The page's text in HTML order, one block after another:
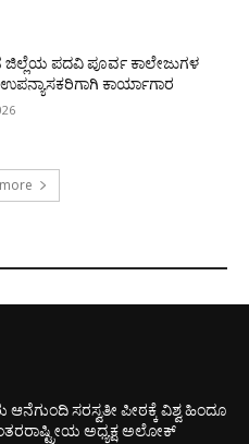
ಜಿಲ್ಲೆಯ ಪದವಿ ಪೂರ್ವ ಕಾಲೇಜುಗಳ
ಕಾರ್ಯಾಗಾರ
ಆನೆಗುಂದಿ ಸರಸ್ವತೀ ಪೀಠಕ್ಕೆ ವಿಶ್ವ ಹಿಂದೂ
ಅಧ್ಯಕ್ಷ ಅಲೋಕ್